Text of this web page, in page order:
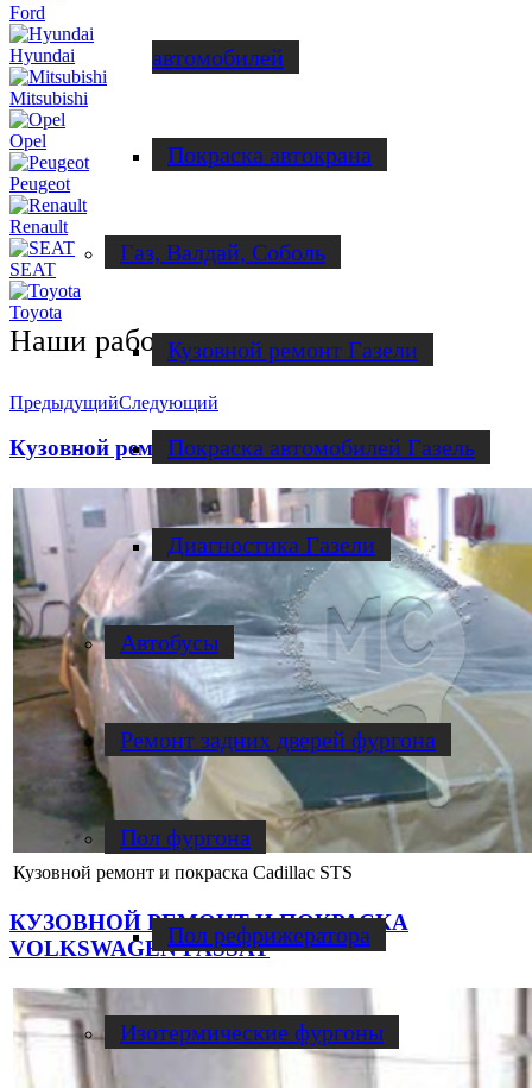
автомобилей
Покраска автокрана
Газ, Валдай, Соболь
Кузовной ремонт Газели
Покраска автомобилей Газель
Диагностика Газели
Автобусы
Ремонт задних дверей фургона
Пол фургона
Пол рефрижератора
Изотермические фургоны
Ford
Hyundai
Mitsubishi
Opel
Peugeot
Renault
SEAT
Toyota
Наши работы
ПредыдущийСледующий
Кузовной ремонт Cadillac
Кузовной ремонт и покраска Cadillac STS
КУЗОВНОЙ РЕМОНТ И ПОКРАСКА
VOLKSWAGEN PASSAT